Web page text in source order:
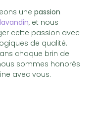
unepassion
lavandin, et nous
cette passion avec
de qualité.
chaque brin de
sommes honorés
avec vous.